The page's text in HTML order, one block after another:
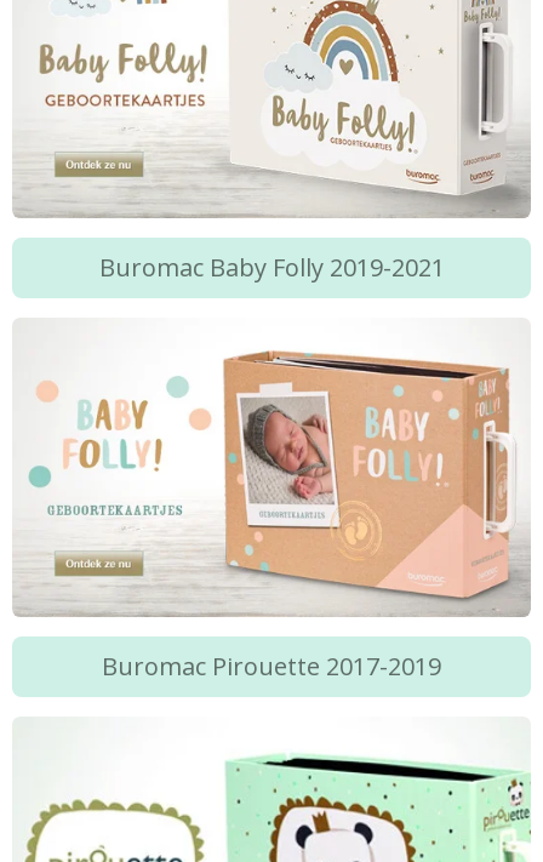
Buromac Baby Folly 2019-2021
Buromac Pirouette 2017-2019